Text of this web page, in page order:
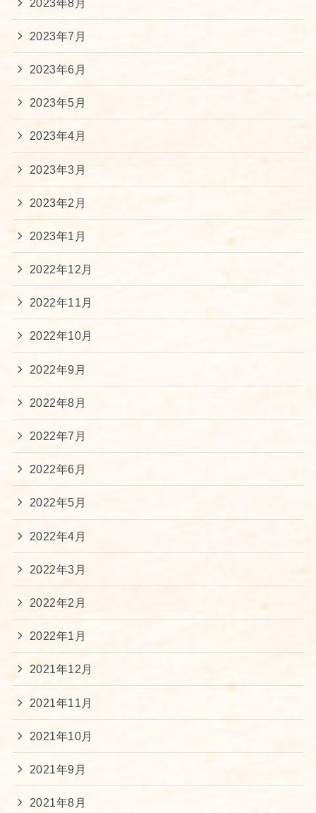
2023年7月
2023年6月
2023年5月
2023年4月
2023年3月
2023年2月
2023年1月
2022年12月
2022年11月
2022年10月
2022年9月
2022年8月
2022年7月
2022年6月
2022年5月
2022年4月
2022年3月
2022年2月
2022年1月
2021年12月
2021年11月
2021年10月
2021年9月
2021年8月